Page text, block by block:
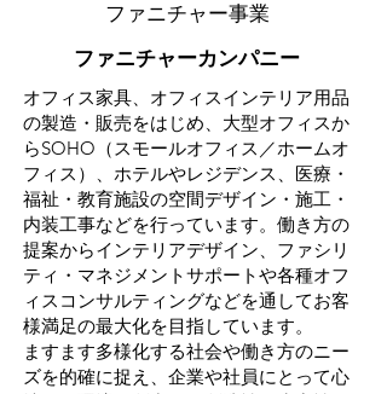
ファニチャー事業
ファニチャーカンパニー
オフィス家具、オフィスインテリア用品
の製造・販売をはじめ、大型オフィスか
らSOHO（スモールオフィス／ホームオ
フィス）、ホテルやレジデンス、医療・
福祉・教育施設の空間デザイン・施工・
内装工事などを行っています。働き方の
提案からインテリアデザイン、ファシリ
ティ・マネジメントサポートや各種オフ
ィスコンサルティングなどを通してお客
様満足の最大化を目指しています。
ますます多様化する社会や働き方のニー
ズを的確に捉え、企業や社員にとって心